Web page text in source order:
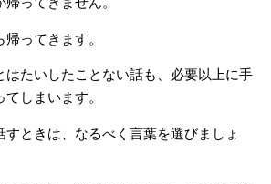
ってきます。
はたいしたことない話も、必要以上に手
しまいます。
すときは、なるべく言葉を選びましょ